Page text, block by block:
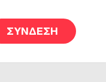
ΣΥΝΔΕΣΗ